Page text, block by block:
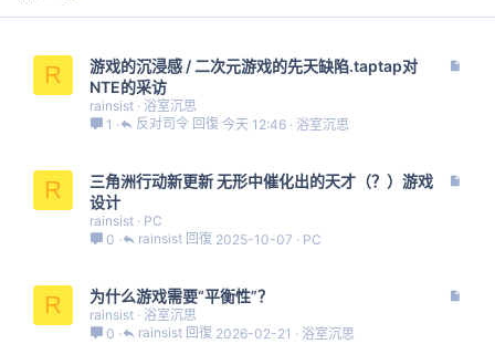
R
游戏的沉浸感 / 二次元游戏的先天缺陷.taptap对
NTE的采访
rainsist
浴室沉思
1
浴室沉思
今天 12:46
反对司令
R
三角洲行动新更新 无形中催化出的天才（？）游戏
设计
rainsist
PC
0
PC
2025-10-07
rainsist
R 为什么游戏需要“平衡性”？
rainsist
浴室沉思
0
浴室沉思
2026-02-21
rainsist